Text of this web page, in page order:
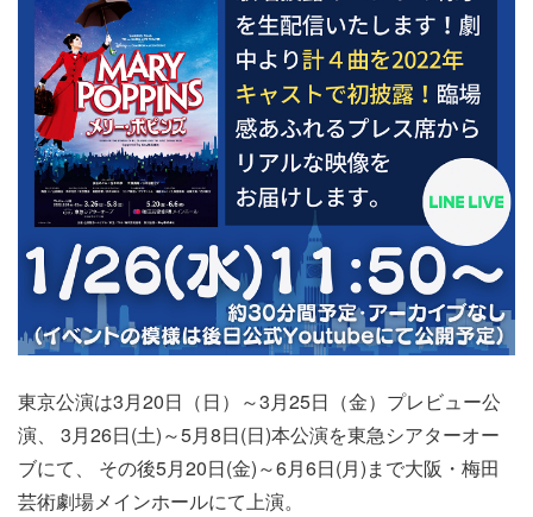
東京公演は3月20日（日）～3月25日（金）プレビュー公
演、 3月26日(土)～5月8日(日)本公演を東急シアターオー
ブにて、 その後5月20日(金)～6月6日(月)まで大阪・梅田
芸術劇場メインホールにて上演。